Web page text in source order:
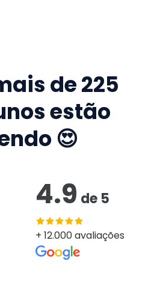
de225
estão
😍
4.9 de 5
+ 12.000 avaliações